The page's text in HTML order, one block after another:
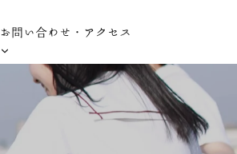
お問い合わせ・アクセス